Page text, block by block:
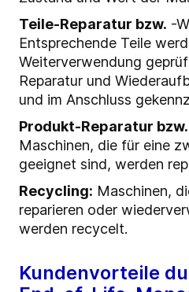
Teile-Reparatur bzw. -
Entsprechende Teile
Weiterverwendung
Reparatur und
und im Anschluss
Produkt-Reparatur bzw.
Maschinen, die für eine
geeignet sind, werden
Recycling: Maschinen,
reparieren oder
werden recycelt.
Kundenvorteile